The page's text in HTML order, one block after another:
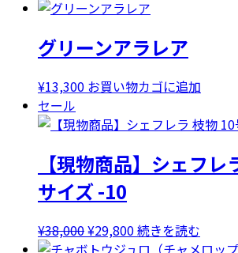
に
は
数
バ
リ
シ
グリーンアラレア
¥13,300 お買い物カゴに追加
セール
【現物商品】シェフレ
サイズ -10
¥38,000元
の
¥29,800現
在
続きを読む